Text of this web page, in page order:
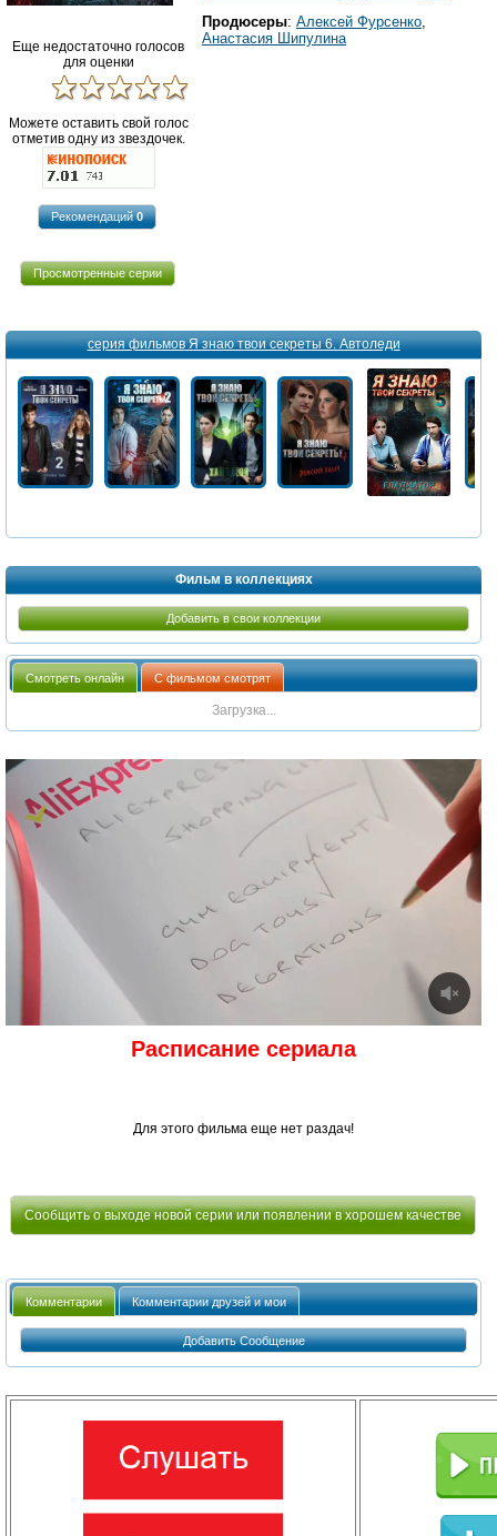
Еще недостаточно голосов
для оценки
Можете оставить свой голос
отметив одну из звездочек.
Рекомендаций0
Просмотренные серии
Продюсеры: Алексей Фурсенко
Анастасия Шипулина
серия фильмов Я знаю твои секреты 6. Автоледи
Фильм в коллекциях
Добавить в свои коллекции
Смотреть онлайн С фильмом смотрят
Загрузка...
Расписание сериала
Для этого фильма еще нет раздач!
Сообщить о выходе новой серии или появлении в хорошем качестве
Комментарии Комментарии друзей и мои
Добавить Сообщение